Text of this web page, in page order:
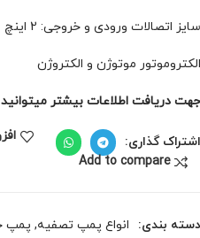
اتصالات ورودی و خروجی: 2 اینچ
موتوژن و الکتروژن
دریافت اطلاعات بیشتر میتوانید
گذاری:
Add to compare
بندی: انواع پمپ تصفیه, پمپ